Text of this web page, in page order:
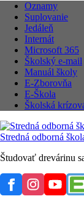
Oznamy
Suplovanie
Jedáleň
Internát
Microsoft 365
Školský e-mail
Manuál školy
E-Zborovňa
E-Škola
Školská
Stredná odborná
Študovať drevárinu